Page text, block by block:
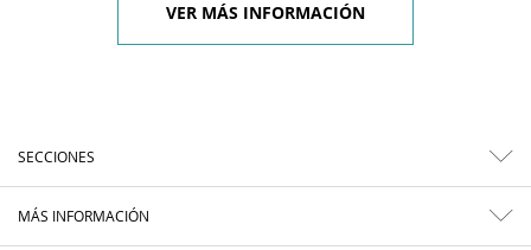
VER MÁS INFORMACIÓN
SECCIONES
MÁS INFORMACIÓN